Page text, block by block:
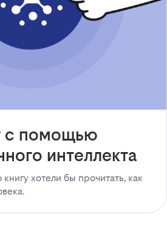
с помощью
интеллекта
хотели бы прочитать, как